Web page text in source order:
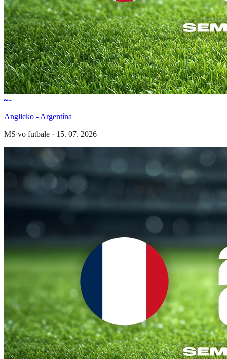
Anglicko - Argentína
MS vo futbale · 15. 07. 2026